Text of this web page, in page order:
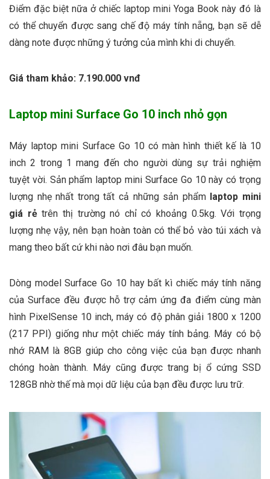
Điểm đặc biệt nữa ở chiếc laptop mini Yoga Book này đó là
có thể chuyển được sang chế độ máy tính nẵng, bạn sẽ dễ
dàng note được những ý tưởng của mình khi di chuyển.
Giá tham khảo: 7.190.000 vnđ
Laptop mini Surface Go 10 inch nhỏ gọn
Máy laptop mini Surface Go 10 có màn hình thiết kế là 10
inch 2 trong 1 mang đến cho người dùng sự trải nghiệm
tuyệt vời. Sản phẩm laptop mini Surface Go 10 này có trọng
lượng nhẹ nhất trong tất cả những sản phẩm laptop mini
giá rẻtrên thị trường nó chỉ có khoảng 0.5kg. Với trọng
lượng nhẹ vậy, nên bạn hoàn toàn có thể bỏ vào túi xách và
mang theo bất cứ khi nào nơi đâu bạn muốn.
Dòng model Surface Go 10 hay bất kì chiếc máy tính năng
của Surface đều được hỗ trợ cảm ứng đa điểm cùng màn
hình PixelSense 10 inch, máy có độ phân giải 1800 x 1200
(217 PPI) giống như một chiếc máy tính bảng. Máy có bộ
nhớ RAM là 8GB giúp cho công việc của bạn được nhanh
chóng hoàn thành. Máy cũng được trang bị ổ cứng SSD
128GB nhờ thế mà mọi dữ liệu của bạn đều được lưu trữ.